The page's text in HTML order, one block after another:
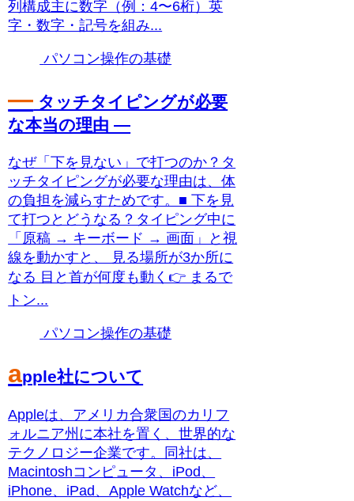
列構成主に数字（例：4〜6桁）英
字・数字・記号を組み...
パソコン操作の基礎
― タッチタイピングが必要
な本当の理由 ―
なぜ「下を見ない」で打つのか？タ
ッチタイピングが必要な理由は、体
の負担を減らすためです。■ 下を見
て打つとどうなる？タイピング中に
「原稿 → キーボード → 画面」と視
線を動かすと、 見る場所が3か所に
なる 目と首が何度も動く👉 まるで
トン...
パソコン操作の基礎
apple社について
Appleは、アメリカ合衆国のカリフ
ォルニア州に本社を置く、世界的な
テクノロジー企業です。同社は、
Macintoshコンピュータ、iPod、
iPhone、iPad、Apple Watchなど、